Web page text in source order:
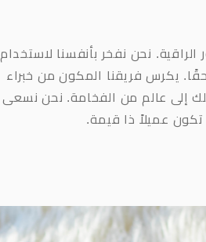
نحن نفخر بأنفسنا لاستخدام
يكرس فريقنا المكون من خبراء
إلى عالم من الفخامة. نحن نسعى
عميلاً ذا قيمة.